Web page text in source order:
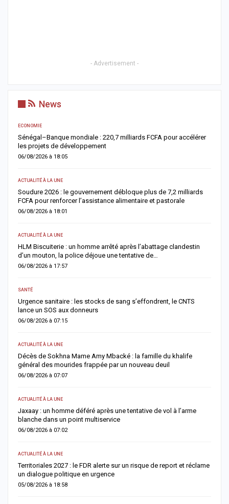
- Advertisement -
News
ECONOMIE
Sénégal–Banque mondiale : 220,7 milliards FCFA pour accélérer
les projets de développement
06/08/2026 à 18:05
ACTUALITÉ À LA UNE
Soudure 2026 : le gouvernement débloque plus de 7,2 milliards
FCFA pour renforcer l’assistance alimentaire et pastorale
06/08/2026 à 18:01
ACTUALITÉ À LA UNE
HLM Biscuiterie : un homme arrêté après l’abattage clandestin
d’un mouton, la police déjoue une tentative de…
06/08/2026 à 17:57
SANTÉ
Urgence sanitaire : les stocks de sang s’effondrent, le CNTS
lance un SOS aux donneurs
06/08/2026 à 07:15
ACTUALITÉ À LA UNE
Décès de Sokhna Mame Amy Mbacké : la famille du khalife
général des mourides frappée par un nouveau deuil
06/08/2026 à 07:07
ACTUALITÉ À LA UNE
Jaxaay : un homme déféré après une tentative de vol à l’arme
blanche dans un point multiservice
06/08/2026 à 07:02
ACTUALITÉ À LA UNE
Territoriales 2027 : le FDR alerte sur un risque de report et réclame
un dialogue politique en urgence
05/08/2026 à 18:58